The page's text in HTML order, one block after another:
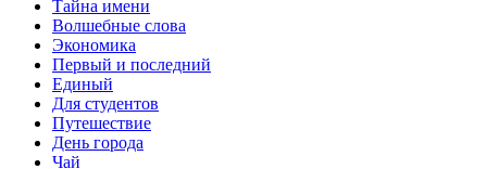
Тайна имени
Волшебные слова
Экономика
Первый и последний
Единый
Для студентов
Путешествие
День города
Чай